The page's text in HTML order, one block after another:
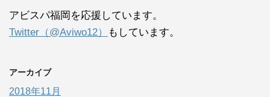
アビスパ福岡を応援しています。
Twitter（@Aviwo12）
もしています。
アーカイブ
2018年11月